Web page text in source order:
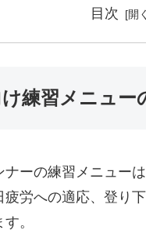
目次
練習メニュー
ーの練習メニュー
労への適応、登り
。